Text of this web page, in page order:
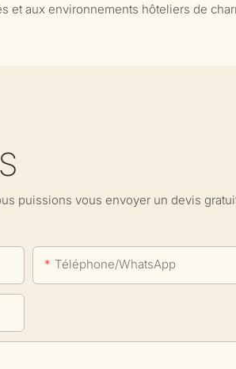
et aux environnements hôteliers de
puissions vous envoyer un devis
Téléphone/WhatsApp